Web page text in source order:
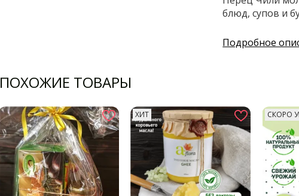
блюд, супов и
Подробное
ПОХОЖИЕ ТОВАРЫ
ХИТ СКОРО